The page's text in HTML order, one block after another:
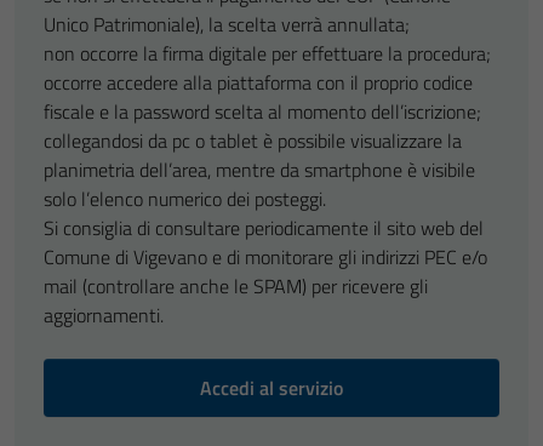
Unico Patrimoniale), la scelta verrà annullata;
non occorre la firma digitale per effettuare la procedura;
occorre accedere alla piattaforma con il proprio codice
fiscale e la password scelta al momento dell’iscrizione;
collegandosi da pc o tablet è possibile visualizzare la
planimetria dell’area, mentre da smartphone è visibile
solo l’elenco numerico dei posteggi.
Si consiglia di consultare periodicamente il sito web del
Comune di Vigevano e di monitorare gli indirizzi PEC e/o
mail (controllare anche le SPAM) per ricevere gli
aggiornamenti.
Accedi al servizio